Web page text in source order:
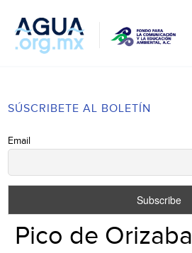
SÚSCRIBETE AL BOLETÍN
Email
Pico de Orizaba